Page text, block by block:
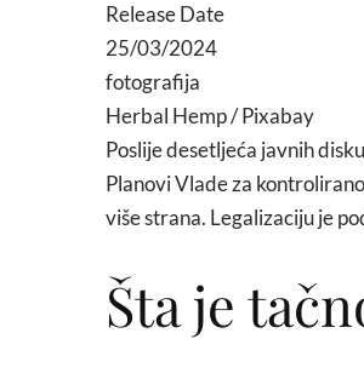
Release Date
25/03/2024
fotografija
Herbal Hemp / Pixabay
Poslije desetljeća javnih
Planovi Vlade za
više strana. Legalizaciju je
Šta je